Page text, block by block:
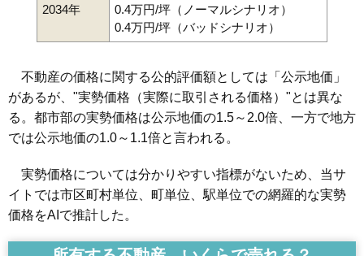
2034年
0.4万円/坪（ノーマルシナリオ）
0.4万円/坪（バッドシナリオ）
不動産の価格に関する公的評価額としては「公示地価」
があるが、"実勢価格（実際に取引される価格）"とは異な
る。都市部の実勢価格は公示地価の1.5～2.0倍、一方で地方
では公示地価の1.0～1.1倍と言われる。
実勢価格については分かりやすい指標がないため、当サ
イトでは市区町村単位、町単位、駅単位での網羅的な実勢
価格をAIで推計した。